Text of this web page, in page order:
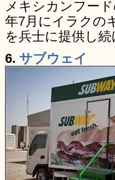
メキシカンフー
年7月にイラクの
を兵士に提供し続
6. サブウェイ